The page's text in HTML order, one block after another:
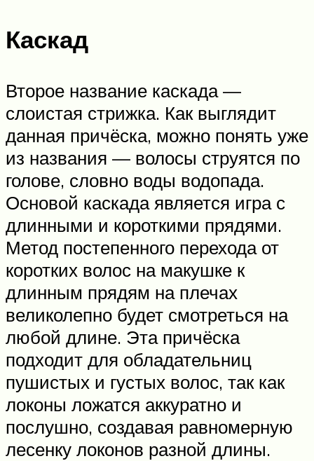
Каскад
Второе название каскада —
слоистая стрижка. Как выглядит
данная причёска, можно понять уже
из названия — волосы струятся по
голове, словно воды водопада.
Основой каскада является игра с
длинными и короткими прядями.
Метод постепенного перехода от
коротких волос на макушке к
длинным прядям на плечах
великолепно будет смотреться на
любой длине. Эта причёска
подходит для обладательниц
пушистых и густых волос, так как
локоны ложатся аккуратно и
послушно, создавая равномерную
лесенку локонов разной длины.